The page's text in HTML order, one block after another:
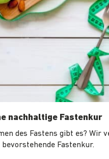
nachhaltige Fastenkur
des Fastens gibt es? Wir
Fastenkur.